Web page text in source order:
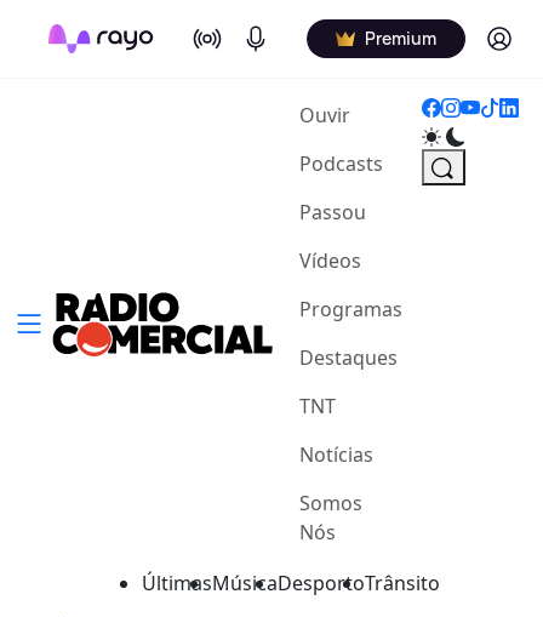
On Air Podcasts Premium Log in
Ouvir(current)
Podcasts
Passou
Vídeos
Programas
Destaques
TNT
Notícias
Somos
Nós
ÚltimasMúsicaDesportoTrânsito